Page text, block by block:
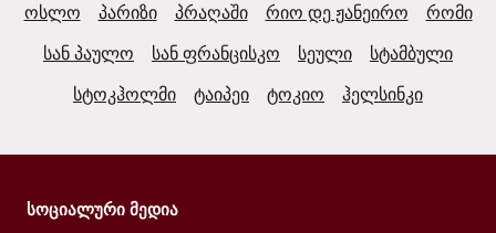
ოსლო
პარიზი პრაღაში რიო დე ჟანეირო
რომი
სან პაულო
სან ფრანცისკო სეული
სტამბული
სტოკჰოლმი
ტაიპეი ტოკიო ჰელსინკი
სოციალური მედია